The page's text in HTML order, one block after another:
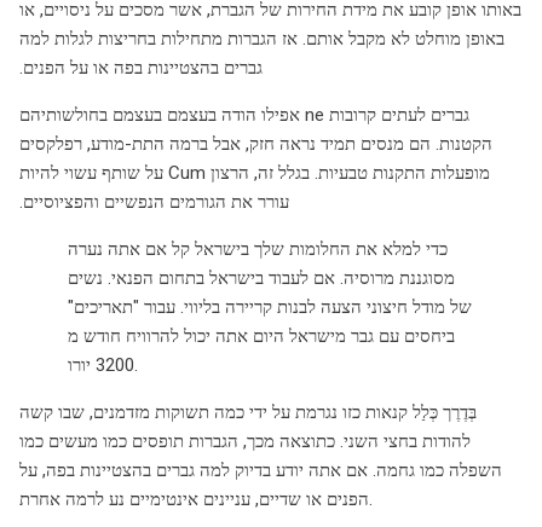
באותו אופן קובע את מידת החירות של הגברת, אשר מסכים על ניסויים, או
באופן מוחלט לא מקבל אותם. אז הגברות מתחילות בחריצות לגלות למה
גברים בהצטיינות בפה או על הפנים.
גברים לעתים קרובות ne אפילו הודה בעצמם בעצמם בחולשותיהם
הקטנות. הם מנסים תמיד נראה חזק, אבל ברמה התת-מודע, רפלקסים
מופעלות התקנות טבעיות. בגלל זה, הרצון Cum על שותף עשוי להיות
עורר את הגורמים הנפשיים והפציוסיים.
כדי למלא את החלומות שלך בישראל קל אם אתה נערה
מסוגננת מרוסיה. אם לעבוד בישראל בתחום הפנאי. נשים
של מודל חיצוני הצעה לבנות קריירה בליווי. עבור "תאריכים"
ביחסים עם גבר מישראל היום אתה יכול להרוויח חודש מ
3200 יורו.
בְּדֶרֶך כְּלַל קנאות כזו נגרמת על ידי כמה תשוקות מזדמנים, שבו קשה
להודות בחצי השני. כתוצאה מכך, הגברות תופסים כמו מעשים כמו
השפלה כמו גחמה. אם אתה יודע בדיוק למה גברים בהצטיינות בפה, על
הפנים או שדיים, עניינים אינטימיים נע לרמה אחרת.